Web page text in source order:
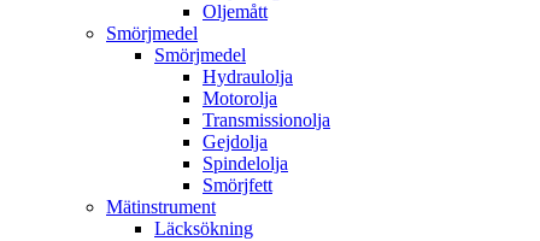
Oljemått
Smörjmedel
Smörjmedel
Hydraulolja
Motorolja
Transmissionolja
Gejdolja
Spindelolja
Smörjfett
Mätinstrument
Läcksökning